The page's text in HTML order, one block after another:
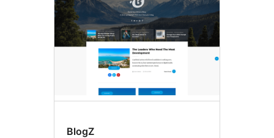
BlogZ